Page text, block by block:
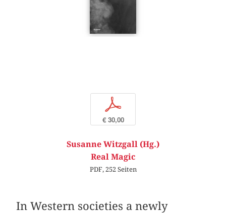
p
€ 30,00
Susanne Witzgall (Hg.)
Real Magic
PDF, 252 Seiten
In Western societies a newly